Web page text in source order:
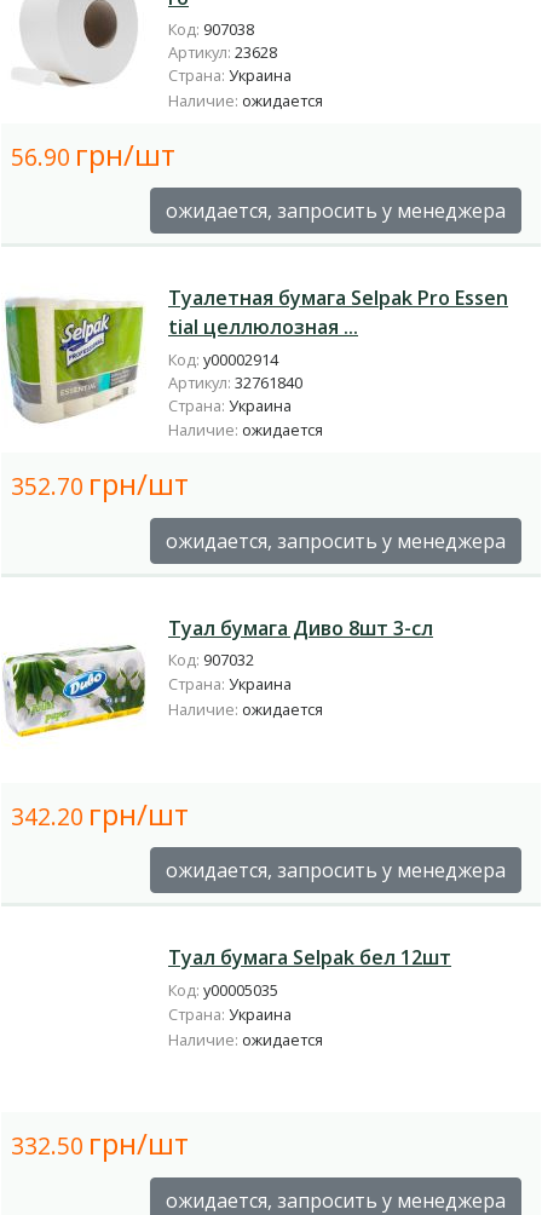
Код: 907038
Артикул: 23628
Страна: Украина
Наличие: ожидается
56.90 грн/шт
ожидается, запросить у менеджера
Туалетная бумага Selpak Pro Essen
tial целлюлозная ...
Код: у00002914
Артикул: 32761840
Страна: Украина
Наличие: ожидается
352.70 грн/шт
ожидается, запросить у менеджера
Туал бумага Диво 8шт 3-сл
Код: 907032
Страна: Украина
Наличие: ожидается
342.20 грн/шт
ожидается, запросить у менеджера
Туал бумага Selpak бел 12шт
Код: у00005035
Страна: Украина
Наличие: ожидается
332.50 грн/шт
ожидается, запросить у менеджера